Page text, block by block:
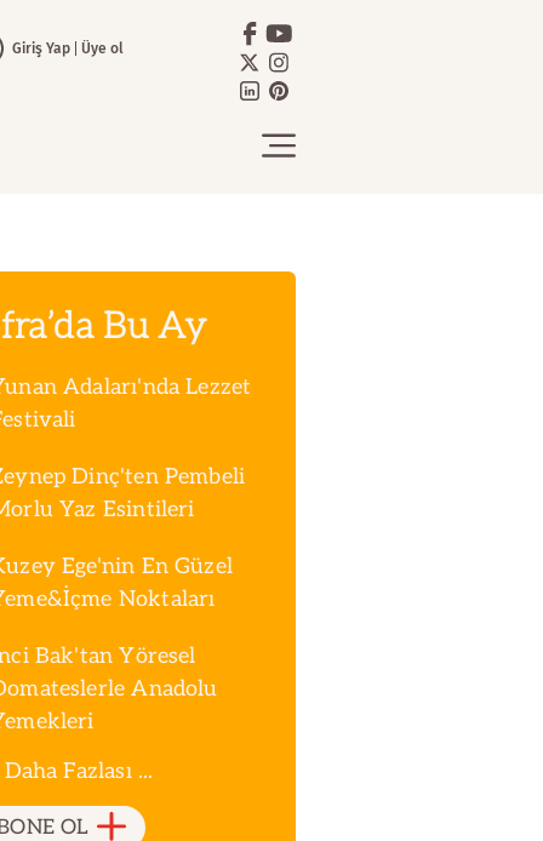
Giriş Yap Üye ol
Bu Ay
Adaları'nda Lezzet
Dinç'ten Pembeli
Yaz Esintileri
Ege'nin En Güzel
Noktaları
Bak'tan Yöresel
Anadolu
Fazlası ...
OL